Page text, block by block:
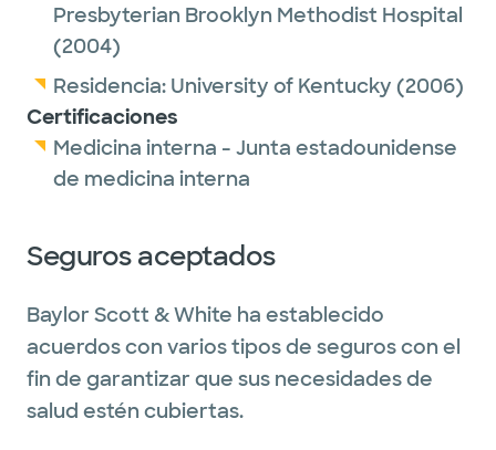
Presbyterian Brooklyn Methodist Hospital
(2004)
Residencia: University of Kentucky (2006)
Certificaciones
Medicina interna - Junta estadounidense
de medicina interna
Seguros aceptados
Baylor Scott & White ha establecido
acuerdos con varios tipos de seguros con el
fin de garantizar que sus necesidades de
salud estén cubiertas.